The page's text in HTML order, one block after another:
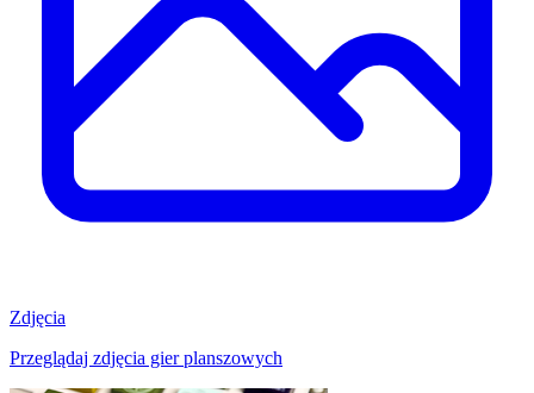
Zdjęcia
Przeglądaj zdjęcia gier planszowych